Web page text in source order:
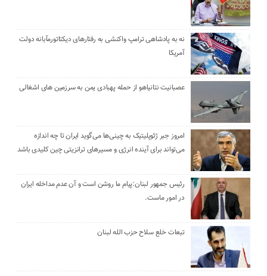
نه به پادشاهی ترامپ واکنشی به رفتارهای دیکتاتورمآبانه دولت
آمریکا
عصبانیت نتانیاهو از حمله پهبادی یمن به سرزمین های اشغالی
امروز جبر ژئوپلیتیک به چینی‌ها می‌گوید ایران تا چه اندازه
می‌تواند برای آینده انرژی و مسیرهای ترانزیتی چین کلیدی باشد
رئیس جمهور لبنان:پیام ما روشن است و آن عدم مداخله ایران
در امور ماست.
تبعات خلع سلاح حزب الله لبنان